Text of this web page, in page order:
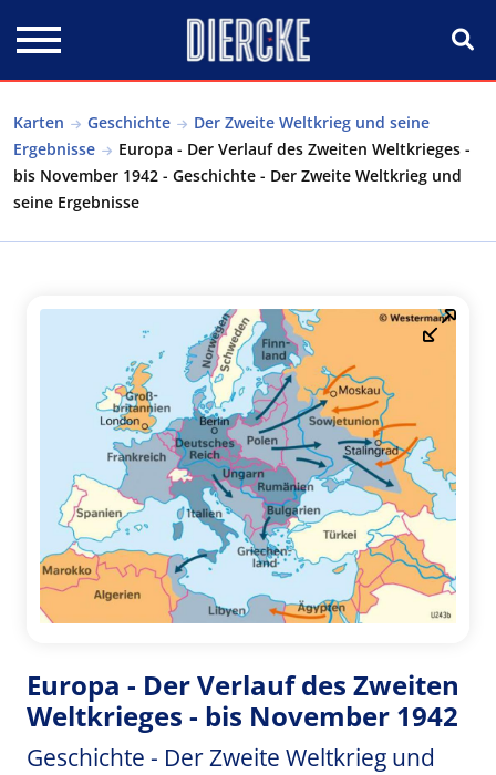
Karten Geschichte
Der Zweite Weltkrieg und seine
Ergebnisse
Europa - Der Verlauf des Zweiten Weltkrieges -
bis November 1942 - Geschichte - Der Zweite Weltkrieg und
seine Ergebnisse
Europa - Der Verlauf des Zweiten
Weltkrieges - bis November 1942
Geschichte - Der Zweite Weltkrieg und